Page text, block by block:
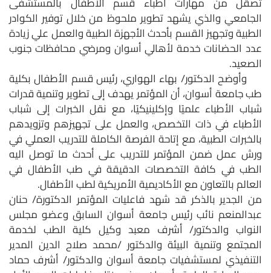
الجامعي والذي يشهد تطوير ملحوظ من خلال توفير الكوادر
الطبية وتجهيز القسم بأحدث الأجهزة الطبية والعمل علي زيادة
عدد الحضانات خدمة لأهالي أسوان ومرضي محافظات جنوب
الصعيد.
وأوضح الدكتور/ بهاء الهواري، رئيس قسم الأطفال بكلية
طب جامعة أسوان، أن المؤتمر يهدف إلى تطوير وتنمية قدرات
شباب الأطباء علميًا وإكلينيكيًا، مع نقل الخبرات إلى شباب
الأطباء في ذات التخصص، والعمل على تجهيزهم وتزويدهم
بالخبرات الطبية، مع إتاحة الفرصة الكاملة للتدريب العملي في
ورش عمل ضمن المؤتمر للتدريب على أحدث ما توصل اليه
الطب في كافة التخصصات الدقيقة في طب الأطفال في
العالم بالتعاون مع الأكاديمية الأمريكية لطب الأطفال.
من الجدير بالذكر قد شهد فاعليات المؤتمر الدكتورة/ حنان
عبدالمنعم نائب رئيس جامعة أسوان السابق وعضو مجلس
النواب والدكتور/ أشرف معبد وكيل كلية الطب لخدمة
المجتمع وتنمية البيئة والدكتور /محمد صلاح الدين المدير
التنفيذي لمستشفيات جامعة أسوان والدكتور/ أشرف حماد